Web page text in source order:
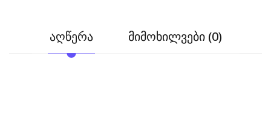
აღწერა მიმოხილვები (0)